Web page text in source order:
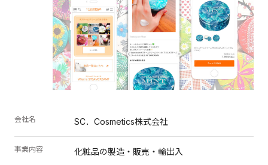
会社名 SC．Cosmetics株式会社
事業内容 化粧品の製造・販売・輸出入